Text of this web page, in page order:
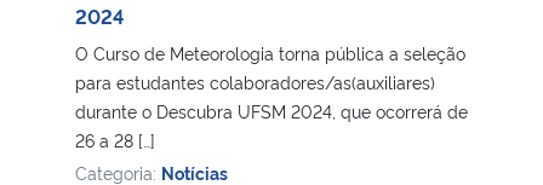
2024
O Curso de Meteorologia torna pública a seleção
para estudantes colaboradores/as(auxiliares)
durante o Descubra UFSM 2024, que ocorrerá de
26 a 28 […]
Categoria: Notícias